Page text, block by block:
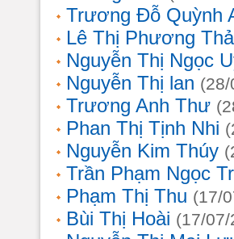
Trương Đỗ Quỳnh
Lê Thị Phương
Nguyễn Thị Ngọc
Nguyễn Thị lan
Trương Anh Thư
Phan Thị Tịnh Nhi
Nguyễn Kim Thúy
Trần Phạm Ngọc
Phạm Thị Thu (17/
Bùi Thị Hoài (17/